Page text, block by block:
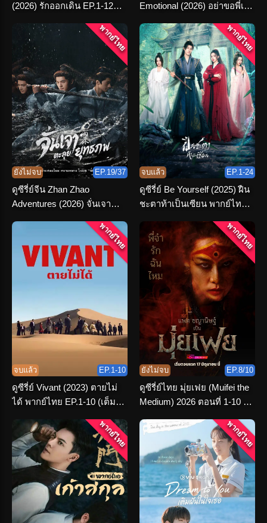
(2026) รักออกเดิน EP.1-12
Emotional (2026) อย่าขอพี่เจน
ยังไม่จบ EP.19/37
พากย์ไทย
ดูซีรี่ย์จีน Zhan Zhao
Adventures (2026) จั่นเจา
จบแล้ว EP.1-24
พากย์ไทย
ดูซีรี่ย์ Be Yourself (2025) ฝืน
ชะตาท้าเป็นเซียน พากย์ไทย
จบแล้ว EP.1-10
พากย์ไทย
ดูซีรี่ย์ Vivant (2023) ตายไม่
ได้ พากย์ไทย EP.1-10 (เต็ม
ยังไม่จบ EP.8/10
พากย์ไทย
ดูซีรี่ย์ไทย มุ่ยเฟย (Muifei the
Medium) 2026 ตอนที่ 1-10 จบ
พากย์ไทย พากย์ไทย